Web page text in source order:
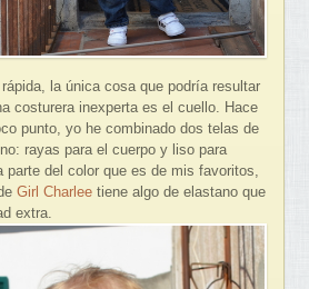
la única cosa que podría resultar
costurera inexperta es el cuello. Hace
punto, yo he combinado dos telas de
rayas para el cuerpo y liso para
del color que es de mis favoritos,
Girl Charlee tiene algo de elastano que
extra.